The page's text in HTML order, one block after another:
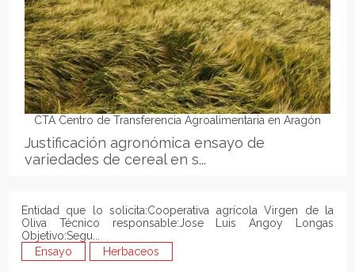
CTA Centro de Transferencia Agroalimentaria en Aragón
Justificación agronómica ensayo de
variedades de cereal en s...
Entidad que lo solicita:Cooperativa agrícola Virgen de la
Oliva Técnico responsable:Jose Luis Angoy Longas
Objetivo:Segu...
Ensayo
Herbaceos